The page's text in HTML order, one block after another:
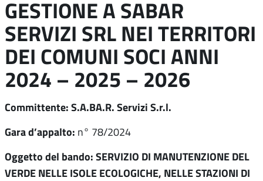
GESTIONE A SABAR
SERVIZI SRL NEI TERRITORI
DEI COMUNI SOCI ANNI
2024 – 2025 – 2026
Committente: S.A.BA.R. Servizi S.r.l.
Gara d’appalto: n° 78/2024
Oggetto del bando: SERVIZIO DI MANUTENZIONE DEL
VERDE NELLE ISOLE ECOLOGICHE, NELLE STAZIONI DI